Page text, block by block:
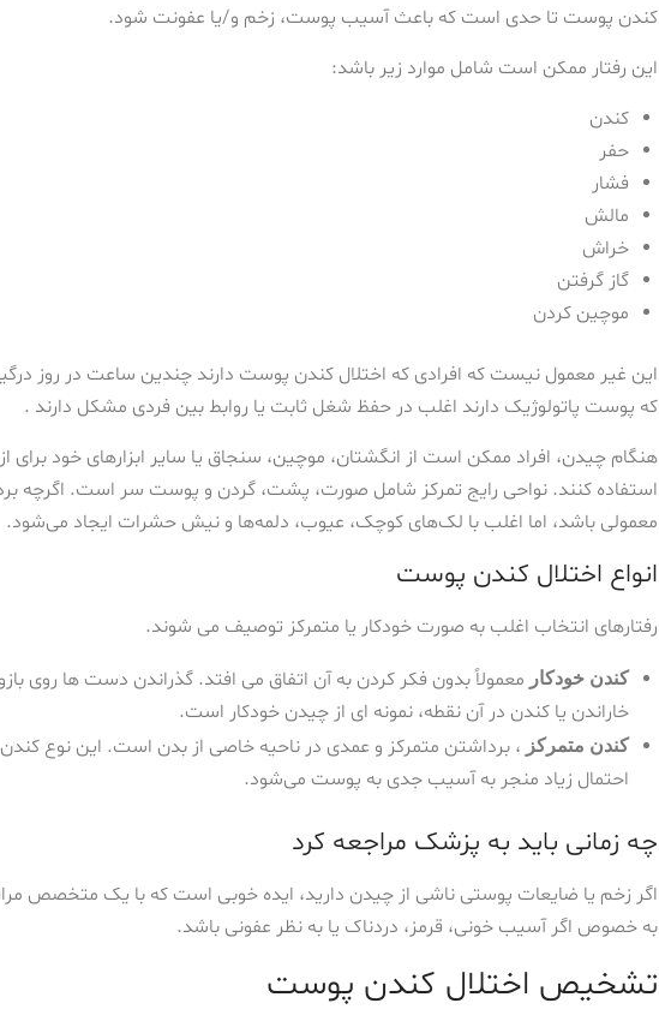
کندن پوست تا حدی است که باعث آسیب پوست، زخم و/یا عفونت شود.
این رفتار ممکن است شامل موارد زیر باشد:
کندن
حفر
فشار
مالش
خراش
گاز گرفتن
موچین کردن
این غیر معمول نیست که افرادی که اختلال کندن پوست دارند چندین ساعت در روز
که پوست پاتولوژیک دارند اغلب در حفظ شغل ثابت یا روابط بین فردی مشکل دارند .
هنگام چیدن، افراد ممکن است از انگشتان، موچین، سنجاق یا سایر ابزارهای خود
استفاده کنند. نواحی رایج تمرکز شامل صورت، پشت، گردن و پوست سر است. اگرچه
معمولی باشد، اما اغلب با لک‌های کوچک، عیوب، دلمه‌ها و نیش حشرات ایجاد می‌شود.
انواع اختلال کندن پوست
رفتارهای انتخاب اغلب به صورت خودکار یا متمرکز توصیف می شوند.
کندن خودکار معمولاً بدون فکر کردن به آن اتفاق می افتد. گذراندن دست ها روی
خاراندن یا کندن در آن نقطه، نمونه ای از چیدن خودکار است.
کندن متمرکز ، برداشتن متمرکز و عمدی در ناحیه خاصی از بدن است. این نوع
احتمال زیاد منجر به آسیب جدی به پوست می‌شود.
چه زمانی باید به پزشک مراجعه کرد
اگر زخم یا ضایعات پوستی ناشی از چیدن دارید، ایده خوبی است که با یک متخصص
به خصوص اگر آسیب خونی، قرمز، دردناک یا به نظر عفونی باشد.
تشخیص اختلال کندن پوست